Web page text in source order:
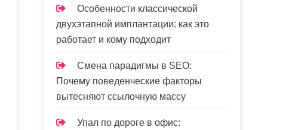
Особенности классической
двухэтапной имплантации: как это
работает и кому подходит
Смена парадигмы в SEO:
Почему поведенческие факторы
вытесняют ссылочную массу
Упал по дороге в офис: